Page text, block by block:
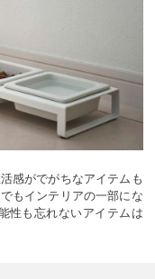
感がでがちなアイテムも
もインテリアの一部にな
性も忘れないアイテムは